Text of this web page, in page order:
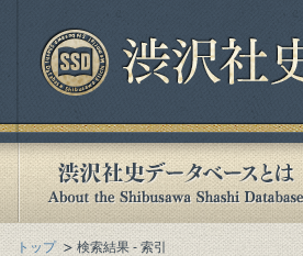
トップ 検索結果 - 索引